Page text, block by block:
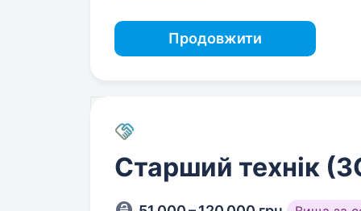
Продовжити
Старший технік